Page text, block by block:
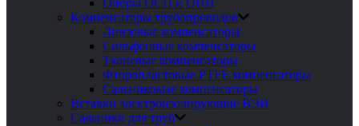
Опоры ОСП и ОПП
Компенсаторы трубопроводов
Линзовые компенсаторы
Сильфонные компенсаторы
Тканевые компенсаторы
Фторопластовые PTFE компенсаторы
Сальниковые компенсаторы
Вставки электроизолирующие ВЭИ
Сальники для труб